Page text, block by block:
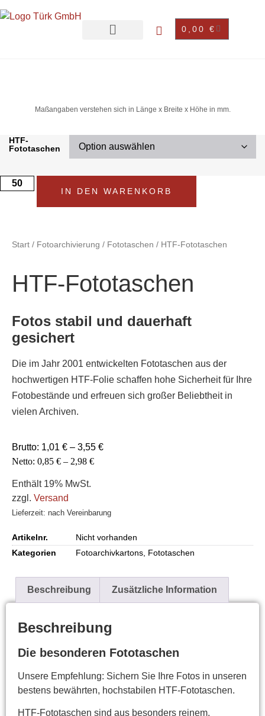
0,00 €
Maßangaben verstehen sich in Länge x Breite x Höhe in mm.
HTF-
Fototaschen
IN DEN WARENKORB
Start / Fotoarchivierung / Fototaschen / HTF-Fototaschen
HTF-Fototaschen
Fotos stabil und dauerhaft
gesichert
Die im Jahr 2001 entwickelten Fototaschen aus der
hochwertigen HTF-Folie schaffen hohe Sicherheit für Ihre
Fotobestände und erfreuen sich großer Beliebtheit in
vielen Archiven.
Brutto: 1,01 € – 3,55 €
Netto: 0,85 € – 2,98 €
Enthält 19% MwSt.
zzgl. Versand
Lieferzeit: nach Vereinbarung
Artikelnr.
Nicht vorhanden
Kategorien
Fotoarchivkartons Fototaschen
Beschreibung Zusätzliche Information
Beschreibung
Die besonderen Fototaschen
Unsere Empfehlung: Sichern Sie Ihre Fotos in unseren
bestens bewährten, hochstabilen HTF-Fototaschen.
HTF-Fototaschen sind aus besonders reinem,